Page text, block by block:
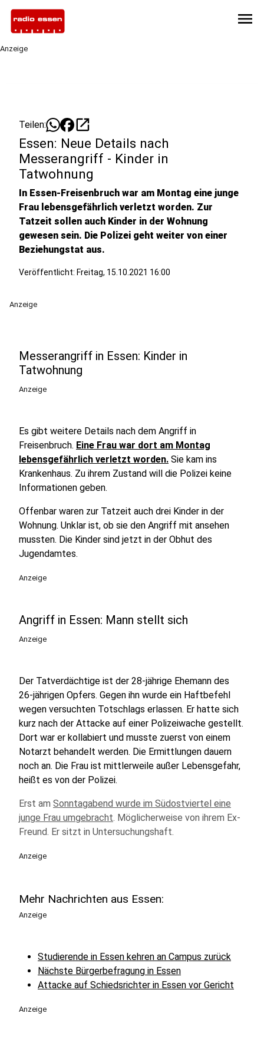
menu
Anzeige
Teilen: open_in_new
Essen: Neue Details nach
Messerangriff - Kinder in
Tatwohnung
In Essen-Freisenbruch war am Montag eine junge
Frau lebensgefährlich verletzt worden. Zur
Tatzeit sollen auch Kinder in der Wohnung
gewesen sein. Die Polizei geht weiter von einer
Beziehungstat aus.
Veröffentlicht: Freitag, 15.10.2021 16:00
Anzeige
Messerangriff in Essen: Kinder in
Tatwohnung
Anzeige
Es gibt weitere Details nach dem Angriff in
Freisenbruch. Eine Frau war dort am Montag
lebensgefährlich verletzt worden. Sie kam ins
Krankenhaus. Zu ihrem Zustand will die Polizei keine
Informationen geben.
Offenbar waren zur Tatzeit auch drei Kinder in der
Wohnung. Unklar ist, ob sie den Angriff mit ansehen
mussten. Die Kinder sind jetzt in der Obhut des
Jugendamtes.
Anzeige
Angriff in Essen: Mann stellt sich
Anzeige
Der Tatverdächtige ist der 28-jährige Ehemann des
26-jährigen Opfers. Gegen ihn wurde ein Haftbefehl
wegen versuchten Totschlags erlassen. Er hatte sich
kurz nach der Attacke auf einer Polizeiwache gestellt.
Dort war er kollabiert und musste zuerst von einem
Notarzt behandelt werden. Die Ermittlungen dauern
noch an. Die Frau ist mittlerweile außer Lebensgefahr,
heißt es von der Polizei.
Erst am Sonntagabend wurde im Südostviertel eine
junge Frau umgebracht. Möglicherweise von ihrem Ex-
Freund. Er sitzt in Untersuchungshaft.
Anzeige
Mehr Nachrichten aus Essen:
Anzeige
Studierende in Essen kehren an Campus zurück
Nächste Bürgerbefragung in Essen
Attacke auf Schiedsrichter in Essen vor Gericht
Anzeige